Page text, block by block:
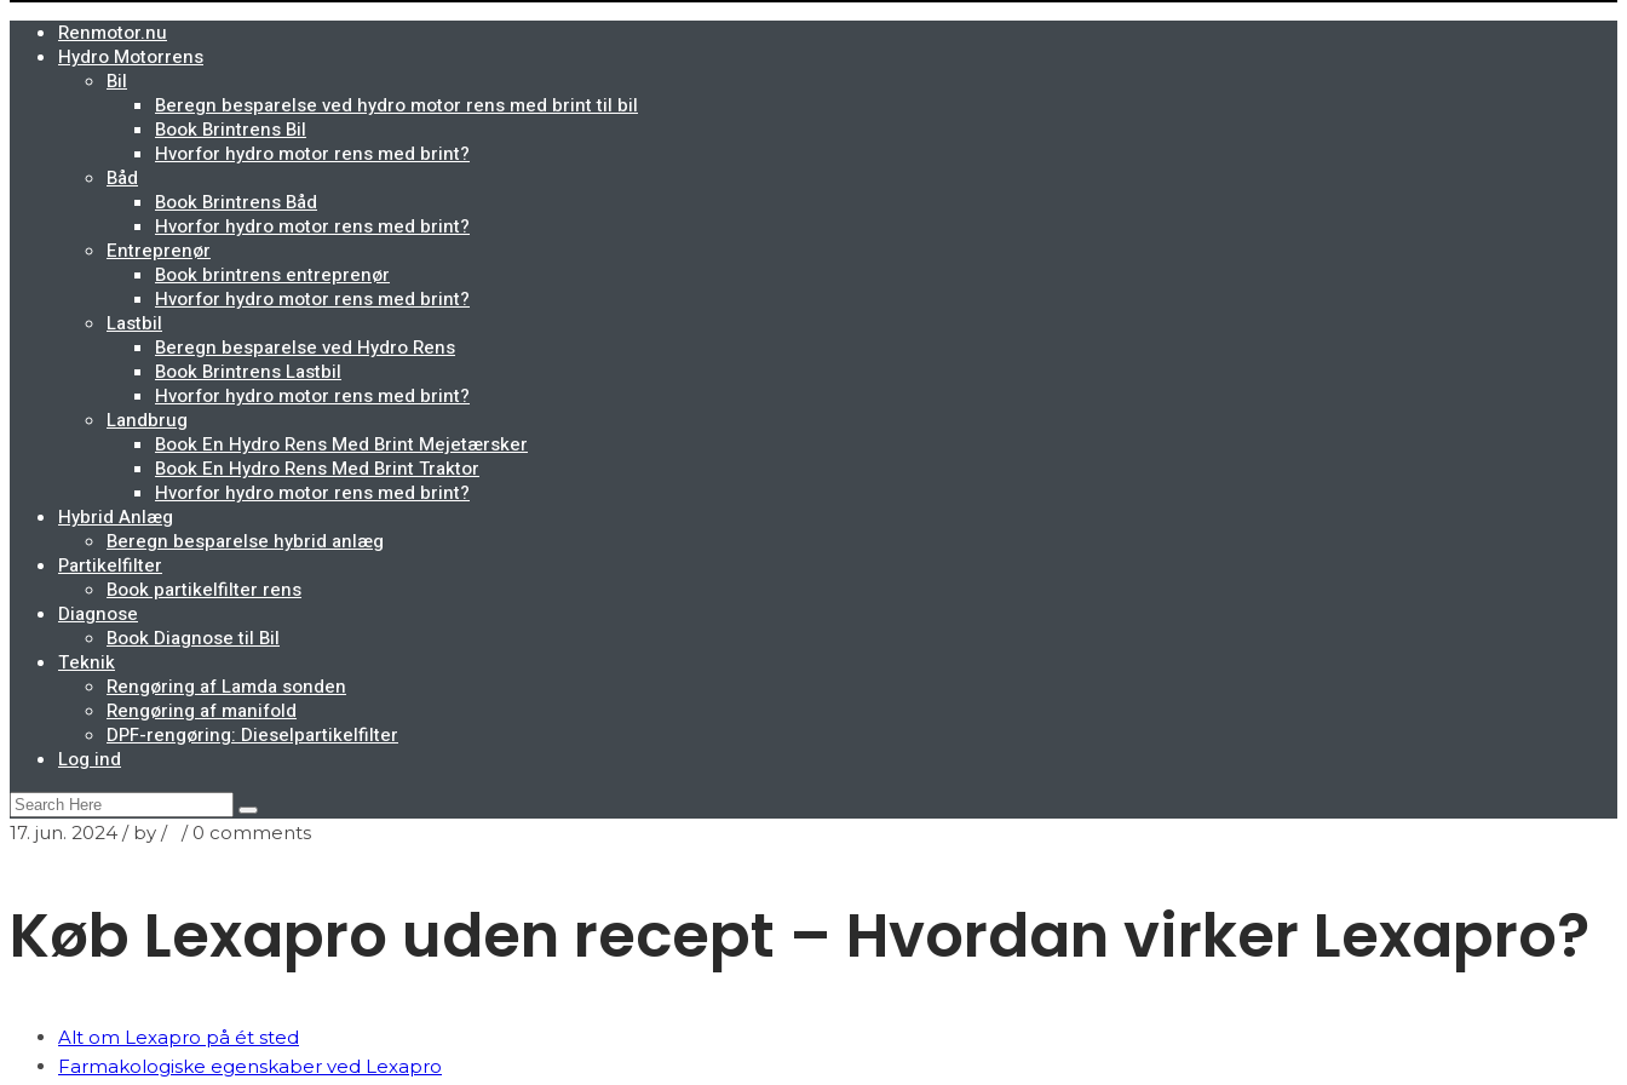
Renmotor.nu
Hydro Motorrens
Bil
Beregn besparelse ved hydro motor rens med brint til bil
Book Brintrens Bil
Hvorfor hydro motor rens med brint?
Båd
Book Brintrens Båd
Hvorfor hydro motor rens med brint?
Entreprenør
Book brintrens entreprenør
Hvorfor hydro motor rens med brint?
Lastbil
Beregn besparelse ved Hydro Rens
Book Brintrens Lastbil
Hvorfor hydro motor rens med brint?
Landbrug
Book En Hydro Rens Med Brint Mejetærsker
Book En Hydro Rens Med Brint Traktor
Hvorfor hydro motor rens med brint?
Hybrid Anlæg
Beregn besparelse hybrid anlæg
Partikelfilter
Book partikelfilter rens
Diagnose
Book Diagnose til Bil
Teknik
Rengøring af Lamda sonden
Rengøring af manifold
DPF-rengøring: Dieselpartikelfilter
Log ind
17. jun. 2024 / by / / 0 comments
Køb Lexapro uden recept – Hvordan virker Lexapro?
Alt om Lexapro på ét sted
Farmakologiske egenskaber ved Lexapro